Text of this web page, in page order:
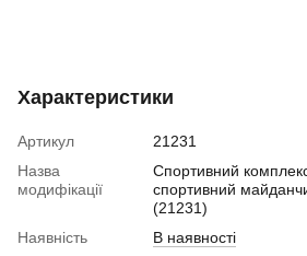
Характеристики
Артикул
21231
Назва
модифікації
Спортивний
спортивний
(21231)
Наявність
В наявності